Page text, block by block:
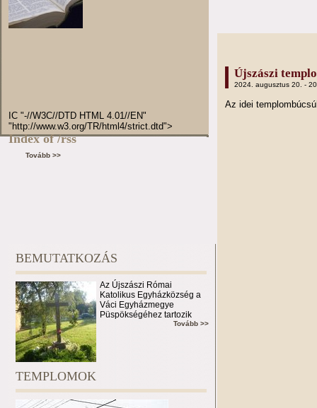
IC "-//W3C//DTD HTML 4.01//EN"
"http://www.w3.org/TR/html4/strict.dtd">
Index of /rss
Tovább >>
Újszászi
2024. augusztus 20. -
Az idei
BEMUTATKOZÁS
Az Újszászi Római
Katolikus Egyházközség a
Váci Egyházmegye
Püspökségéhez tartozik
Tovább >>
TEMPLOMOK